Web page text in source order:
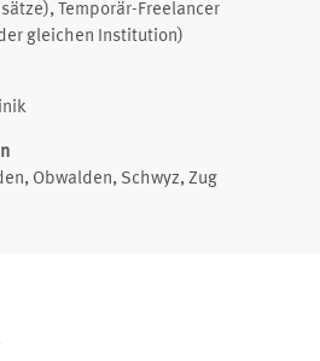
Temporär-Freelancer
gleichen Institution)
Obwalden, Schwyz, Zug